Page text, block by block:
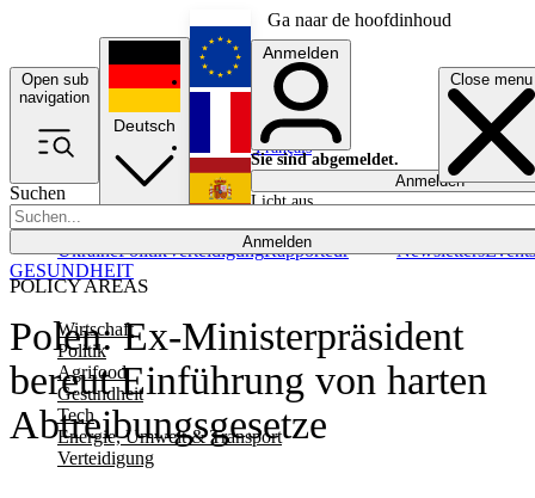
Ga naar de hoofdinhoud
Open sub
navigation
Close menu
Suchen
Anmelden
POLICY AREAS
Wirtschaft
Politik
Agrifood
Gesundheit
Tech
Energie, Umwelt & Transport
Verteidigung
UkrainePolitikVerteidigungRapporteur NewslettersEvents
Deutsch
English
Français
Anmelden
Sie sind abgemeldet.
Anmelden
Licht aus
Polen: Ex-Ministerpräsident
bereut Einführung von harten
Abtreibungsgesetze
GESUNDHEIT